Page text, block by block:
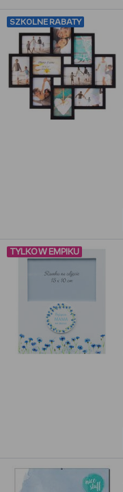
SZKOLNE RABATY
TYLKO W EMPIKU